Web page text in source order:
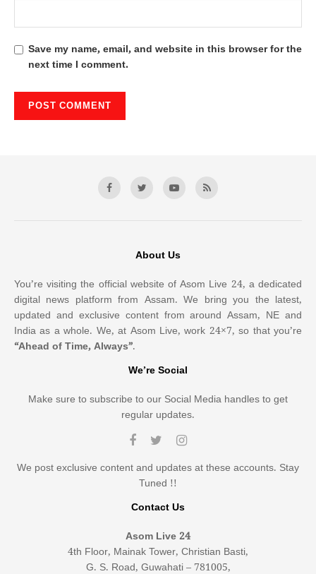
Save my name, email, and website in this browser for the
next time I comment.
About Us
You’re visiting the official website of Asom Live 24, a dedicated
digital news platform from Assam. We bring you the latest,
updated and exclusive content from around Assam, NE and
India as a whole. We, at Asom Live, work 24×7, so that you’re
“Ahead of Time, Always”.
We’re Social
Make sure to subscribe to our Social Media handles to get
regular updates.
We post exclusive content and updates at these accounts. Stay
Tuned !!
Contact Us
Asom Live 24
4th Floor, Mainak Tower, Christian Basti,
G. S. Road, Guwahati – 781005,